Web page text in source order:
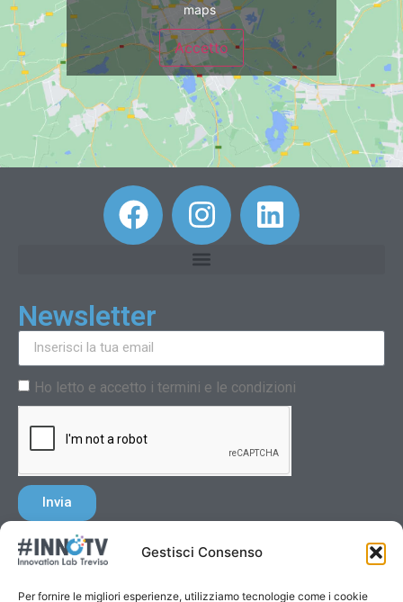
Gestisci Consenso
Per fornire le migliori esperienze, utilizziamo tecnologie come i cookie
maps
Accetto
Newsletter
Ho letto e accetto i termini e le condizioni
Invia